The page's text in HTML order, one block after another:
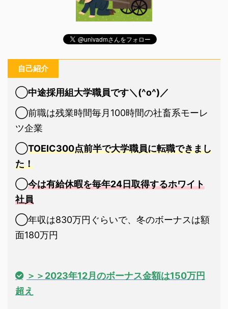
自己紹介
◯中途採用組大学職員です＼(^o^)／
◯前職は残業時間毎月100時間の社畜系モーレ
ツ企業
◯TOEIC300点前半で大学職員に転職できまし
た！
◯今は有給休暇を毎年24日取得するホワイト
社員
◯年収は830万円ぐらいで、冬のボーナスは額
面180万円
＞＞2023年12月のボーナス金額は150万円
超え